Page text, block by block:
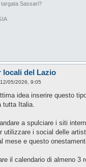
targata Sassari?
locali del Lazio
12/05/2026, 9:05
idea inserire questo
tutta Italia.
a spulciare i siti
utilizzare i social delle
mese e questo
il calendario di almeno